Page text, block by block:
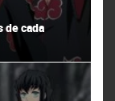
de cada